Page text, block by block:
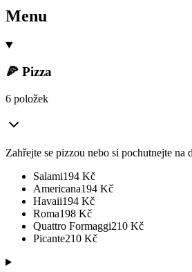
Menu
🍕 Pizza
6 položek
Zahřejte se pizzou nebo si pochutnejte na
Salami194 Kč
Americana194 Kč
Havaii194 Kč
Roma198 Kč
Quattro Formaggi210 Kč
Picante210 Kč